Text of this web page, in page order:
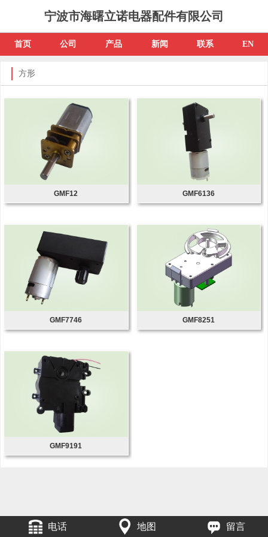
宁波市海曙立诺电器配件有限公司
首页 公司 产品 新闻 联系 EN
方形
GMF12 GMF6136
GMF7746 GMF8251
GMF9191
电话 地图 留言